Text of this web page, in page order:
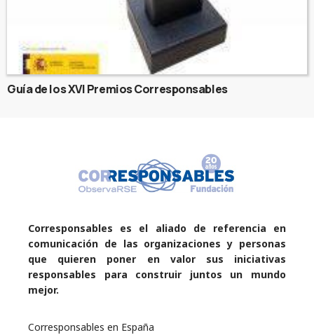
Guía de los XVI Premios Corresponsables
Corresponsables es el aliado de referencia en
comunicación de las organizaciones y personas
que quieren poner en valor sus iniciativas
responsables para construir juntos un mundo
mejor.
Corresponsables en España